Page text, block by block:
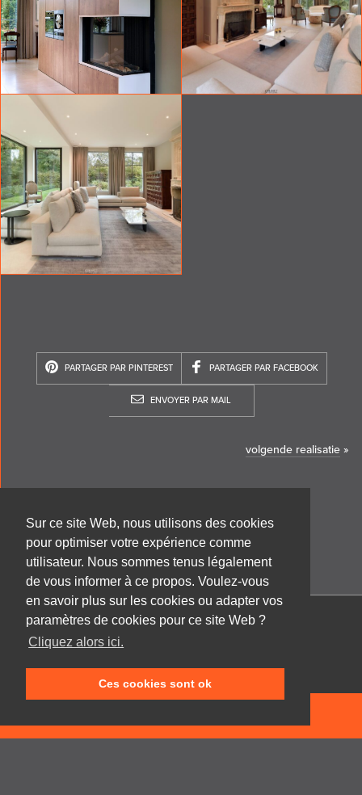
Sur ce site Web, nous utilisons des cookies
pour optimiser votre expérience comme
utilisateur. Nous sommes tenus légalement
de vous informer à ce propos. Voulez-vous
en savoir plus sur les cookies ou adapter vos
paramètres de cookies pour ce site Web ?
Cliquez alors ici.
Ces cookies sont ok
PARTAGER PAR PINTEREST PARTAGER PAR FACEBOOK
ENVOYER PAR MAIL
volgende realisatie »
Cabinet d'architecture Frank GRUWEZ bvba
9700 Oudenaarde
T +32 (0)55 45 53 63
Speldenstraat 10